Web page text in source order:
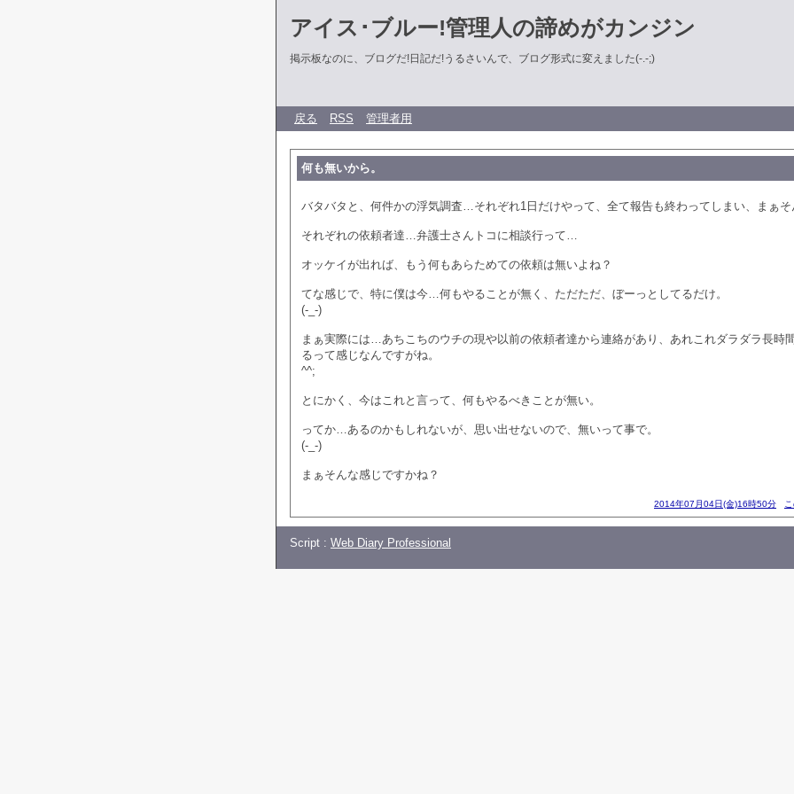
アイス･ブルー!管理人の諦めがカンジン
掲示板なのに、ブログだ!日記だ!うるさいんで、ブログ形式に変えました(-.-;)
戻る RSS 管理者用
何も無いから。
バタバタと、何件かの浮気調査…それぞれ1日だけやって、全て報告も終わってしまい、まぁ
それぞれの依頼者達…弁護士さんトコに相談行って…
オッケイが出れば、もう何もあらためての依頼は無いよね？
てな感じで、特に僕は今…何もやることが無く、ただただ、ぼーっとしてるだけ。
(-_-)
まぁ実際には…あちこちのウチの現や以前の依頼者達から連絡があり、あれこれダラダラ長時
るって感じなんですがね。
^^;
とにかく、今はこれと言って、何もやるべきことが無い。
ってか…あるのかもしれないが、思い出せないので、無いって事で。
(-_-)
まぁそんな感じですかね？
2014年07月04日(金)16時50分
Script : Web Diary Professional